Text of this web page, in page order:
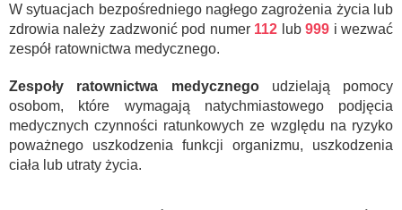
W sytuacjach bezpośredniego nagłego zagrożenia życia lub
zdrowia należy zadzwonić pod numer 112 lub999 i wezwać
zespół ratownictwa medycznego.
Zespoły ratownictwa medycznegoudzielają pomocy
osobom, które wymagają natychmiastowego podjęcia
medycznych czynności ratunkowych ze względu na ryzyko
poważnego uszkodzenia funkcji organizmu, uszkodzenia
ciała lub utraty życia.